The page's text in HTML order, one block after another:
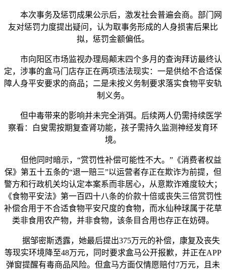
本次事务及惩罚成果公示后，激发社会普遍会商。部门网
友对惩罚力度提出疑问，认为取事务形成的人身损害后果比
拟，惩罚金额偏低。
市向阳区市场监视办理局颠末四个多月的查询拜访最终认
定，涉事的盒马门店存正在两项违法现实：一是供给不合适保
障人身平安要求的商品；二是未按义务制要求落实食物平安轨
制义务。
但中毒带来的影响并未完全消弭。后续两人仍需持续医学
察看：白叟需按期复查肾功能，孩子需持久监测神经发育环
境。
但他同时暗示，“赏罚性补偿可能性不大。”《消费者权益
保》第五十五条的“退一赔三”以运营者存正在欺诈为前提，但
警方和行政机关均认定本案系而非居心，从意欺诈难度较大；
《食物平安法》第一百四十八条的价款十倍或丧失三倍赏罚性
补偿合用于不合适食物平安尺度的食物，而水仙种球属于花草
类非食用农产物，并非食物，该条目合用也存正在妨碍。
据邹密斯透露，她最后提出375万元的补偿，康复及丧失
等现实环境降至48万元，同时要求盒马公开报歉，并正在APP
弹窗提醒有毒商品风险。但盒马方面仅情愿赔付7万元，且未